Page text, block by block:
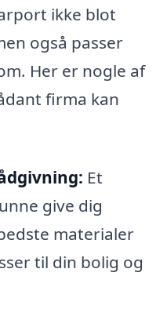
ikke blot
også passer
Her er nogle af
firma kan
Et
give dig
materialer
til din bolig og